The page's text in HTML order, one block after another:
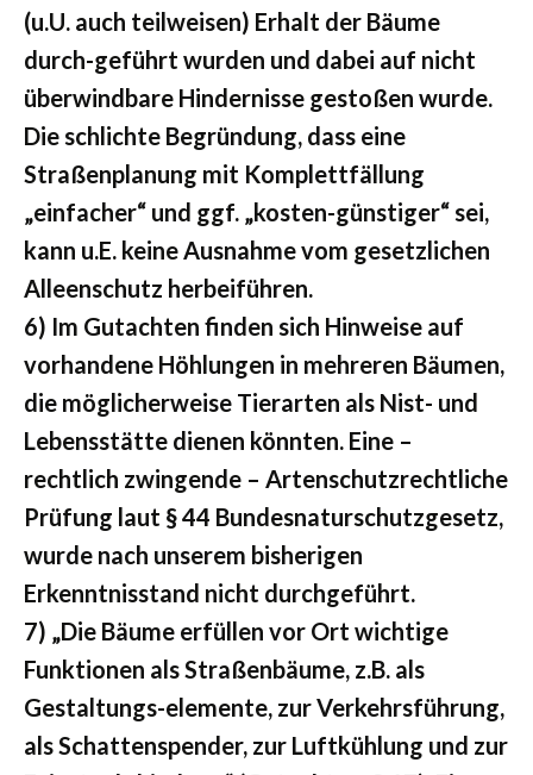
(u.U. auch teilweisen) Erhalt der Bäume
durch-geführt wurden und dabei auf nicht
überwindbare Hindernisse gestoßen wurde.
Die schlichte Begründung, dass eine
Straßenplanung mit Komplettfällung
„einfacher“ und ggf. „kosten-günstiger“ sei,
kann u.E. keine Ausnahme vom gesetzlichen
Alleenschutz herbeiführen.
6) Im Gutachten finden sich Hinweise auf
vorhandene Höhlungen in mehreren Bäumen,
die möglicherweise Tierarten als Nist- und
Lebensstätte dienen könnten. Eine –
rechtlich zwingende – Artenschutzrechtliche
Prüfung laut § 44 Bundesnaturschutzgesetz,
wurde nach unserem bisherigen
Erkenntnisstand nicht durchgeführt.
7) „Die Bäume erfüllen vor Ort wichtige
Funktionen als Straßenbäume, z.B. als
Gestaltungs-elemente, zur Verkehrsführung,
als Schattenspender, zur Luftkühlung und zur